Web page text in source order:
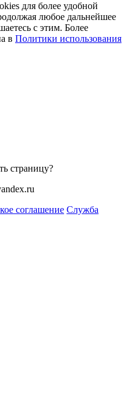
для более удобной
любое дальнейшее
с этим. Более
в Политики использования
страницу?
соглашение Служба